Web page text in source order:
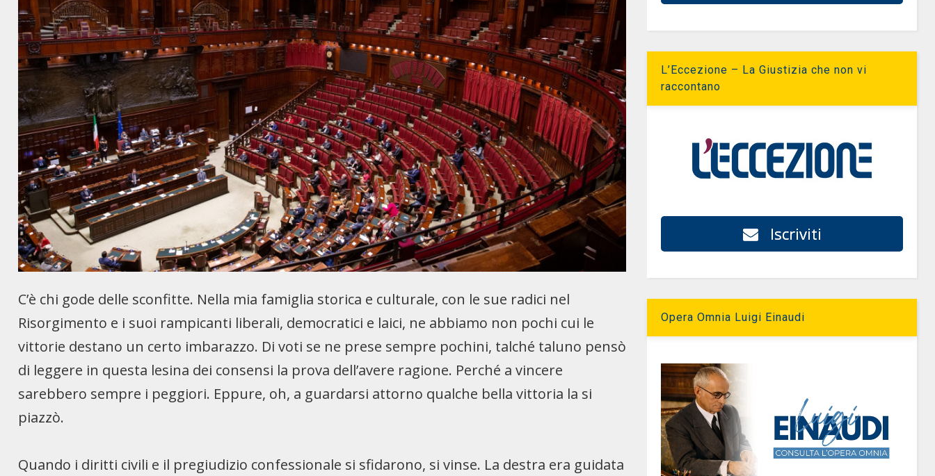
C’è chi gode delle sconfitte. Nella mia famiglia storica e culturale, con le sue radici nel
Risorgimento e i suoi rampicanti liberali, democratici e laici, ne abbiamo non pochi cui le
vittorie destano un certo imbarazzo. Di voti se ne prese sempre pochini, talché taluno pensò
di leggere in questa lesina dei consensi la prova dell’avere ragione. Perché a vincere
sarebbero sempre i peggiori. Eppure, oh, a guardarsi attorno qualche bella vittoria la si
piazzò.
Quando i diritti civili e il pregiudizio confessionale si sfidarono, si vinse. La destra era guidata
L’Eccezione – La Giustizia che non vi
raccontano
Iscriviti
Opera Omnia Luigi Einaudi